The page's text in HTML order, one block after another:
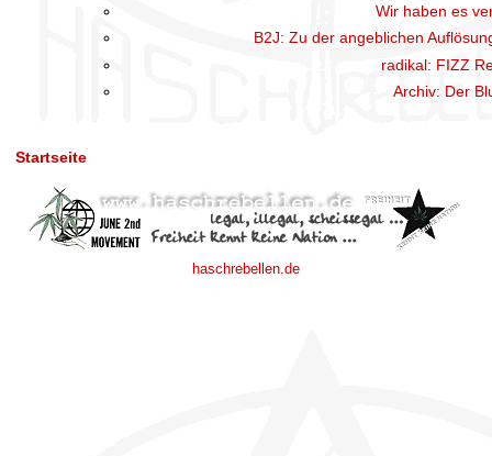
Wir haben es
B2J: Zu der angeblichen
radikal: FIZZ
Archiv: Der
Startseite
haschrebellen.de